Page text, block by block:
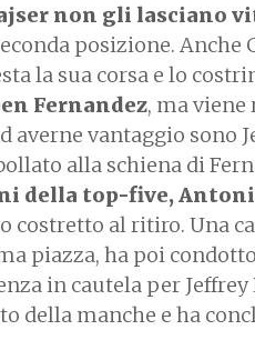
non gli lasciano
posizione.
la sua corsa e lo
Fernandez, ma
averne vantaggio sono
alla schiena di
della top-five,
costretto al ritiro. Una
piazza, ha poi
in cautela per
della manche e ha